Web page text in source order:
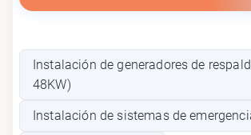
Instalación de generadores de
48KW)
Instalación de sistemas de